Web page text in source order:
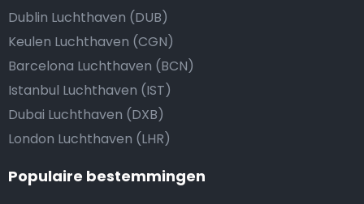
Dublin Luchthaven (DUB)
Keulen Luchthaven (CGN)
Barcelona Luchthaven (BCN)
Istanbul Luchthaven (IST)
Dubai Luchthaven (DXB)
London Luchthaven (LHR)
Populaire bestemmingen